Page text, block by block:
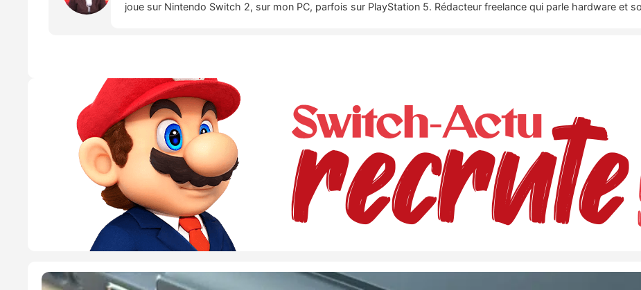
joue sur Nintendo Switch 2, sur mon PC, parfois sur PlayStation 5. Rédacteur freelance qui parle hardware et